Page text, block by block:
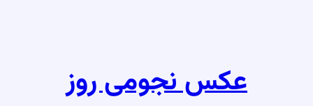
عکس نجومی روز